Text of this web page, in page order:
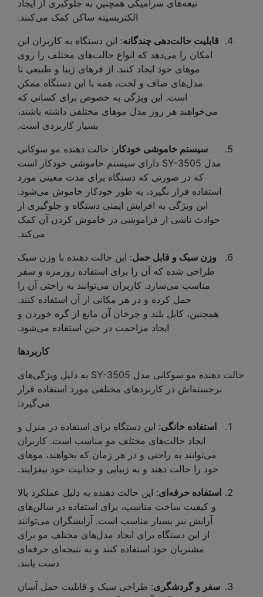
تیغه‌های سرامیکی همچنین به جلوگیری از ایجاد
الکتریسیته ساکن کمک می‌کنند.
قابلیت حالت‌دهی چندگانه: این دستگاه به کاربران این
امکان را می‌دهد که انواع حالت‌های مختلف را روی
موهای خود ایجاد کنند. از فرهای زیبا و طبیعی تا
مدل‌های صاف و لخت، همه با این دستگاه ممکن
است. این ویژگی به خصوص برای کسانی که
می‌خواهند هر روز مدل موهای مختلفی داشته باشند،
بسیار کاربردی است.
سیستم خاموشی خودکار : حالت دهنده مو سوکانی
مدل SY-3505 دارای سیستم خاموشی خودکار است
که در صورتی که دستگاه برای مدت معینی مورد
استفاده قرار نگیرد، به طور خودکار خاموش می‌شود.
این ویژگی به افزایش ایمنی دستگاه و جلوگیری از
حوادث ناشی از فراموشی در خاموش کردن آن کمک
می‌کند.
وزن سبک و قابل حمل: این حالت دهنده با وزن سبک
طراحی شده که آن را برای استفاده روزمره و سفر
مناسب می‌سازد. کاربران می‌توانند به راحتی آن را
حمل کرده و در هر مکانی از آن استفاده کنند.
همچنین، کابل بلند و چرخان آن مانع از گره خوردن و
ایجاد مزاحمت در حین استفاده می‌شود.
کاربردها
حالت دهنده مو سوکانی مدل SY-3505 به دلیل ویژگی‌های
برجسته‌اش در کاربردهای مختلفی مورد استفاده قرار
می‌گیرد:
استفاده خانگی: این دستگاه برای استفاده در منزل و
ایجاد حالت‌های مختلف مو مناسب است. کاربران
می‌توانند به راحتی و در هر زمان که بخواهند، موهای
خود را حالت دهند و به زیبایی و جذابیت خود بیفزایند.
استفاده حرفه‌ای: این حالت دهنده به دلیل عملکرد بالا
و کیفیت ساخت مناسب، برای استفاده در سالن‌های
آرایش نیز بسیار مناسب است. آرایشگران می‌توانند
از این دستگاه برای ایجاد مدل‌های مختلف مو برای
مشتریان خود استفاده کنند و به نتیجه‌ای حرفه‌ای
دست یابند.
سفر و گردشگری: طراحی سبک و قابلیت حمل آسان